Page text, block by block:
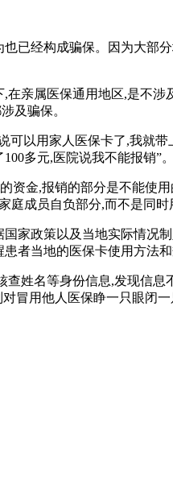
已经构成骗保。因为大部
亲属医保通用地区,是不
及骗保。
以用家人医保卡了,我就
多元,医院说我不能报销”
资金,报销的部分是不能使
成员自负部分,而不是同时
家政策以及当地实际情况
者当地的医保卡使用方法和
姓名等身份信息,发现信
冒用他人医保睁一只眼闭一